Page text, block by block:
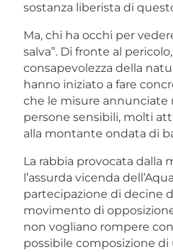
sostanza liberista di
Ma, chi ha occhi per
salva”. Di fronte al
consapevolezza della
hanno iniziato a fare
che le misure annunciate
persone sensibili, molti
alla montante ondata di
La rabbia provocata dalla
l’assurda vicenda
partecipazione di decine
movimento di
non vogliano rompere
possibile composizione di